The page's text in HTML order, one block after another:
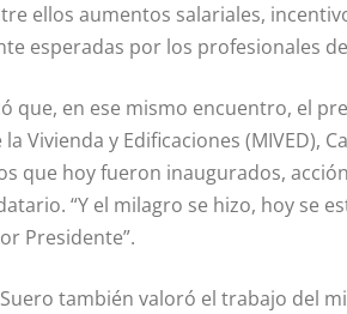
ellos aumentos salariales,
esperadas por los profesionales
que, en ese mismo encuentro, el
Vivienda y Edificaciones (MIVED),
que hoy fueron inaugurados,
“Y el milagro se hizo, hoy se
Presidente”.
también valoró el trabajo del